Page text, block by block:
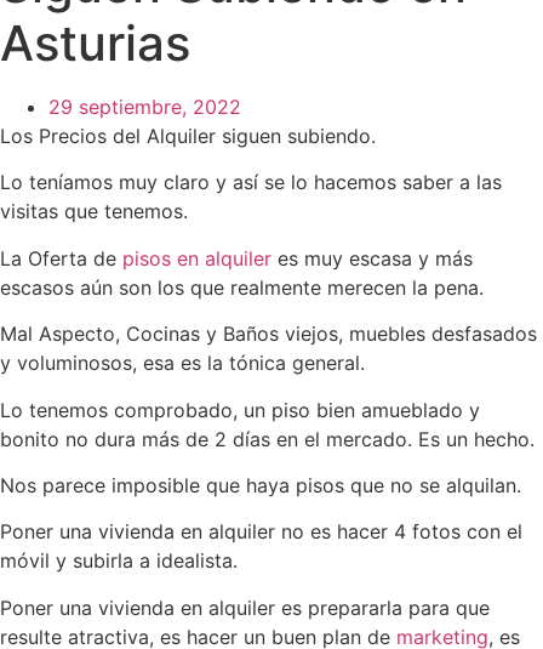
Asturias
29 septiembre, 2022
Los Precios del Alquiler siguen subiendo.
Lo teníamos muy claro y así se lo hacemos saber a las
visitas que tenemos.
La Oferta de pisos en alquiler es muy escasa y más
escasos aún son los que realmente merecen la pena.
Mal Aspecto, Cocinas y Baños viejos, muebles desfasados
y voluminosos, esa es la tónica general.
Lo tenemos comprobado, un piso bien amueblado y
bonito no dura más de 2 días en el mercado. Es un hecho.
Nos parece imposible que haya pisos que no se alquilan.
Poner una vivienda en alquiler no es hacer 4 fotos con el
móvil y subirla a idealista.
Poner una vivienda en alquiler es prepararla para que
resulte atractiva, es hacer un buen plan de marketing, es